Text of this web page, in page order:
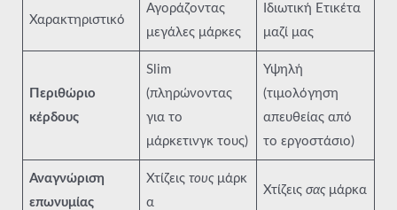
Χαρακτηριστικό
Αγοράζοντας
μεγάλες μάρκες
Ιδιωτική Ετικέτα
μαζί μας
Περιθώριο
κέρδους
Slim
(πληρώνοντας
για το
μάρκετινγκ τους)
Υψηλή
(τιμολόγηση
απευθείας από
το εργοστάσιο)
Αναγνώριση
επωνυμίας
Χτίζειςτους μάρκ
α
Χτίζειςσας μάρκα